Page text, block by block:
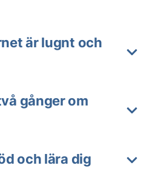
är lugnt och
gånger om
och lära dig